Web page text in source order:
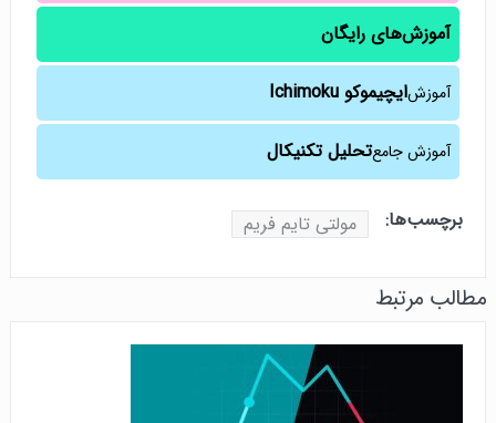
آموزش‌های رایگان
آموزشایچیموکو Ichimoku
آموزش جامعتحلیل تکنیکال
برچسب‌ها: مولتی تایم فریم
مطالب مرتبط